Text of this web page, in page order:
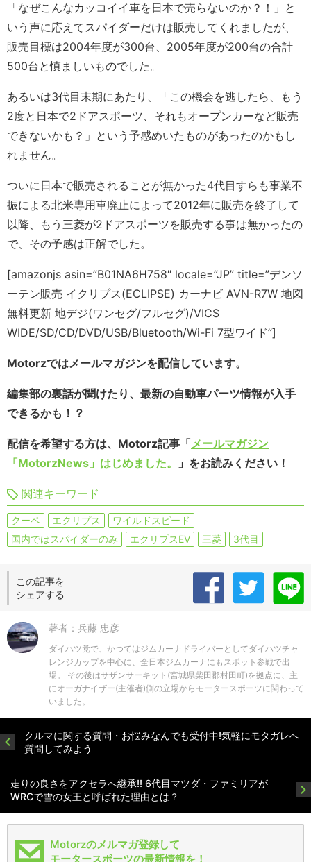
「なぜこんなカッコイイ車を日本で売らないのか？！」と
いう声に応えてスパイダーだけは販売してくれましたが、
販売目標は2004年度が300台、2005年度が200台の合計
500台と慎ましいものでした。
あるいは3代目末期にあたり、「この機会を逃したら、もう
2度と日本で2ドアスポーツ、それもオープンカーなど販売
できないかも？」という予感めいたものがあったのかもし
れません。
ついに日本で販売されることが無かった4代目すらも事業不
振による北米専用車廃止によって2012年に販売を終了して
以降、もう三菱が2ドアスポーツを販売する事は無かったの
で、その予感は正解でした。
[amazonjs asin=”B01NA6H758″ locale=”JP” title=”デンソ
ーテン販売 イクリプス(ECLIPSE) カーナビ AVN-R7W 地図
無料更新 地デジ(ワンセグ/フルセグ)/VICS
WIDE/SD/CD/DVD/USB/Bluetooth/Wi-Fi 7型ワイド”]
Motorzではメールマガジンを配信しています。
編集部の裏話が聞けたり、最新の自動車パーツ情報が入手
できるかも！？
配信を希望する方は、Motorz記事「メールマガジン
「MotorzNews」はじめました。
」をお読みください！
関連キーワード
クーペ エクリプス
ワイルドスピード
国内ではスパイダーのみ
エクリプスEV 三菱 3代目
この記事を
シェアする
著者：兵藤 忠彦
ダイハツ党で、かつてはジムカーナドライバーとしてダイハツチャ
レンジカップを中心に、全日本ジムカーナにもスポット参戦で出
場。 その後はサザンサーキット(宮城県柴田郡村田町)を拠点に、主
にオーガナイザー(主催者)側の立場からモータースポーツに関わって
いました。
クルマに関する質問・お悩みなんでも受付中!気軽にモタガレへ
質問してみよう
走りの良さをアクセラへ継承!! 6代目マツダ・ファミリアが
WRCで雪の女王と呼ばれた理由とは？
Motorzのメルマガ登録して
モータースポーツの最新情報を！